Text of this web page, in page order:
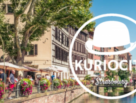
Skip
to
content